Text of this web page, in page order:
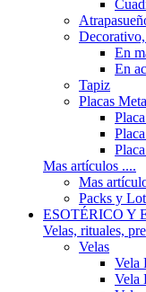
En
En
Tapiz
Placas
Mas artículos ....
Mas
Packs y
ESOTÉRICO Y
Velas, rituales,
Velas
Vela
Vela